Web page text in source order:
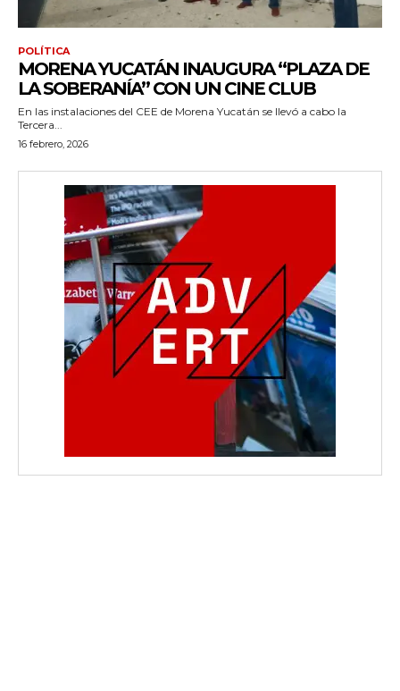
POLÍTICA
MORENA YUCATÁN INAUGURA “PLAZA DE
LA SOBERANÍA” CON UN CINE CLUB
En las instalaciones del CEE de Morena Yucatán se llevó a cabo la
Tercera...
16 febrero, 2026